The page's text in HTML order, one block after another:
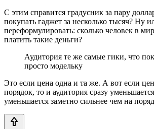
С этим справится градусник за пару
покупать гаджет за несколько тысяч? Ну
переформулировать: сколько человек в
платить такие деньги?
Аудитория те же самые гики, что
просто модельку
Это если цена одна и та же. А вот если
порядок, то и аудитория сразу
уменьшается заметно сильнее чем на